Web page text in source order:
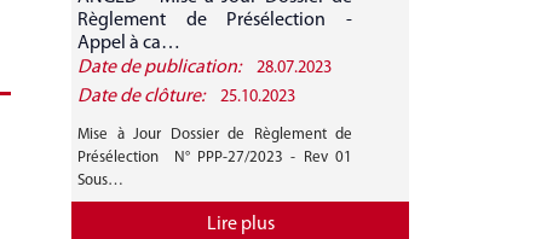
Règlement de Présélection -
Appel à ca…
Date de publication:
28.07.2023
Date de clôture: 25.10.2023
Mise à Jour Dossier de Règlement de
Présélection N° PPP-27/2023 - Rev 01
Sous…
Lire plus